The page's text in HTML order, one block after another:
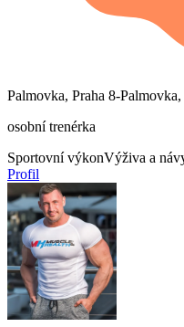
Palmovka, Praha 8-
osobní trenérka
Sportovní výkonVýživa a
Profil